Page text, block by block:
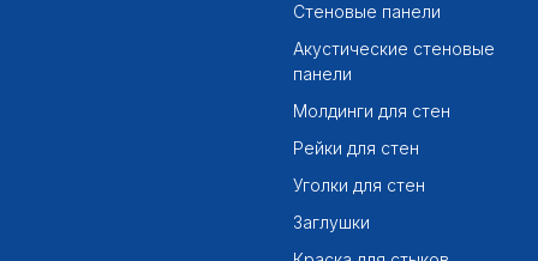
Стеновые панели
Акустические стеновые
панели
Молдинги для стен
Рейки для стен
Уголки для стен
Заглушки